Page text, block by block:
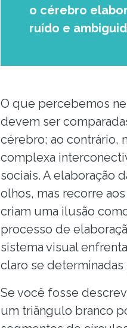
o cérebro
ruído e
O que percebemos
devem ser
cérebro; ao contrário,
complexa
sociais. A elaboração
olhos, mas recorre
criam uma ilusão
processo de
sistema visual
claro se
Se você fosse
um triângulo branco